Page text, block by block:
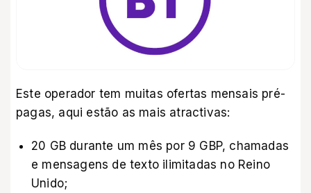
Este operador tem muitas ofertas mensais pré-
pagas, aqui estão as mais atractivas:
20 GB durante um mês por 9 GBP, chamadas
e mensagens de texto ilimitadas no Reino
Unido;